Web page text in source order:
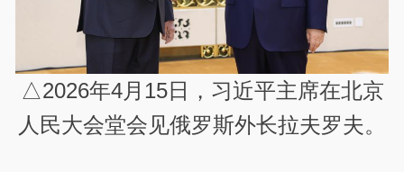
△2026年4月15日，习近平主席在北京
人民大会堂会见俄罗斯外长拉夫罗夫。